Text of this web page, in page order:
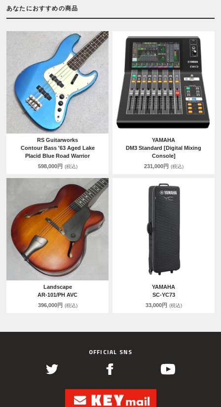
あなたにおすすめの商品
RS Guitarworks
Contour Bass '63 Aged Lake
Placid Blue Road Warrior
598,000円 (税込)
YAMAHA
DM3 Standard [Digital Mixing
Console]
231,000円 (税込)
Landscape
AR-101/PH AVC
396,000円 (税込)
YAMAHA
SC-YC73
33,000円 (税込)
OFFICIAL SNS